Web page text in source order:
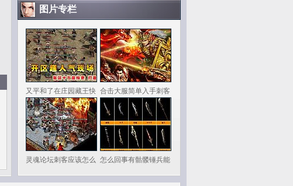
图片专栏
又平和了在庄园藏王快 合击大服简单入手刺客
灵魂论坛刺客应该怎么 怎么回事有骷髅锤兵能